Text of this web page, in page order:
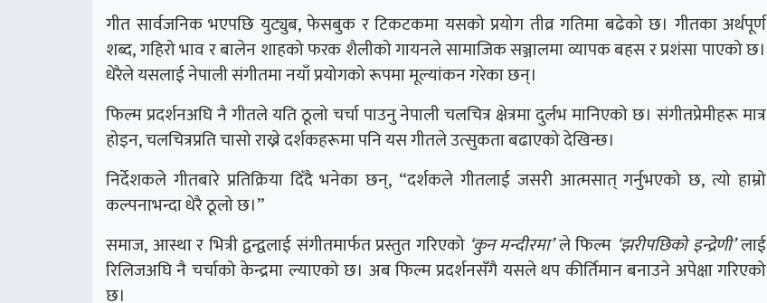
गीत सार्वजनिक भएपछि युट्युब, फेसबुक र टिकटकमा यसको प्रयोग तीव्र गतिमा बढेको छ। गीतका अर्थपूर्ण
शब्द, गहिरो भाव र बालेन शाहको फरक शैलीको गायनले सामाजिक सञ्जालमा व्यापक बहस र प्रशंसा पाएको छ।
धेरैले यसलाई नेपाली संगीतमा नयाँ प्रयोगको रूपमा मूल्यांकन गरेका छन्।
फिल्म प्रदर्शनअघि नै गीतले यति ठूलो चर्चा पाउनु नेपाली चलचित्र क्षेत्रमा दुर्लभ मानिएको छ। संगीतप्रेमीहरू मात्र
होइन, चलचित्रप्रति चासो राख्ने दर्शकहरूमा पनि यस गीतले उत्सुकता बढाएको देखिन्छ।
निर्देशकले गीतबारे प्रतिक्रिया दिँदै भनेका छन्, “दर्शकले गीतलाई जसरी आत्मसात् गर्नुभएको छ, त्यो हाम्रो
कल्पनाभन्दा धेरै ठूलो छ।”
समाज, आस्था र भित्री द्वन्द्वलाई संगीतमार्फत प्रस्तुत गरिएको ‘कुन मन्दीरमा’ले फिल्म ‘झरीपछिको इन्द्रेणी’लाई
रिलिजअघि नै चर्चाको केन्द्रमा ल्याएको छ। अब फिल्म प्रदर्शनसँगै यसले थप कीर्तिमान बनाउने अपेक्षा गरिएको
छ।